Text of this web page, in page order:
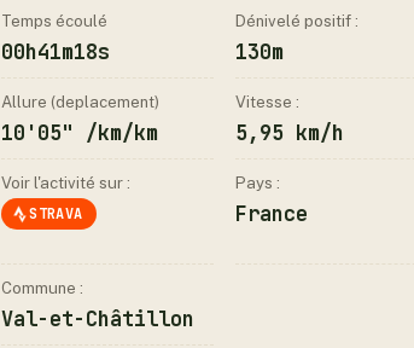
Temps écoulé
00h41m18s
Dénivelé positif :
130m
Allure (deplacement)
10'05" /km/km
Vitesse :
5,95 km/h
Voir l'activité sur :
STRAVA
Pays :
France
Commune :
Val-et-Châtillon